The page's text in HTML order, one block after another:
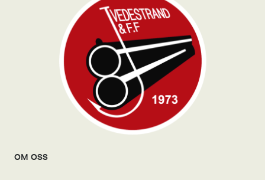
OM OSS